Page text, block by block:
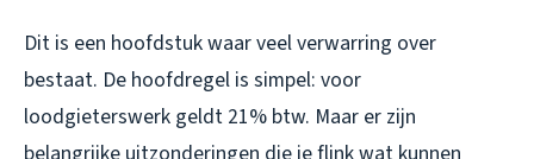
Dit is een hoofdstuk waar veel verwarring over
bestaat. De hoofdregel is simpel: voor
loodgieterswerk geldt 21% btw. Maar er zijn